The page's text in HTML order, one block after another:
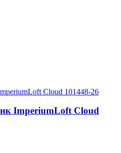
ImperiumLoft Cloud